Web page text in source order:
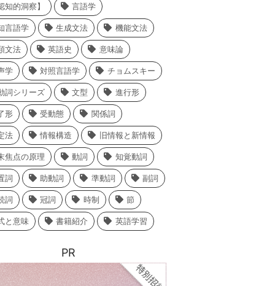
知的洞察】 言語学
言語学 生成文法 機能文法
文法 英語史 意味論
学 対照言語学 チョムスキー
詞シリーズ 文型 進行形
形 受動態 関係詞
法 情報構造 旧情報と新情報
焦点の原理 動詞 知覚動詞
詞 助動詞 準動詞 副詞
詞 冠詞 時制 節
と意味 書籍紹介 英語学習
PR